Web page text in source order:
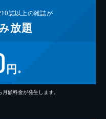
誌以上の雑誌が
放題
円 ※
額料金が発生します。